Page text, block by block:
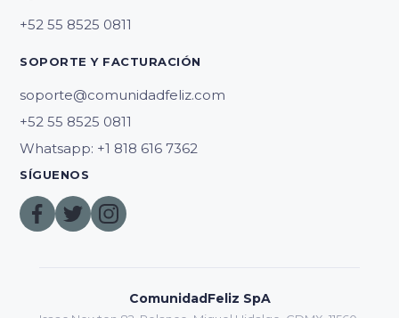
SOPORTE Y FACTURACIÓN
soporte@comunidadfeliz.com
Whatsapp: +1 818 616 7362
SÍGUENOS
ComunidadFeliz SpA